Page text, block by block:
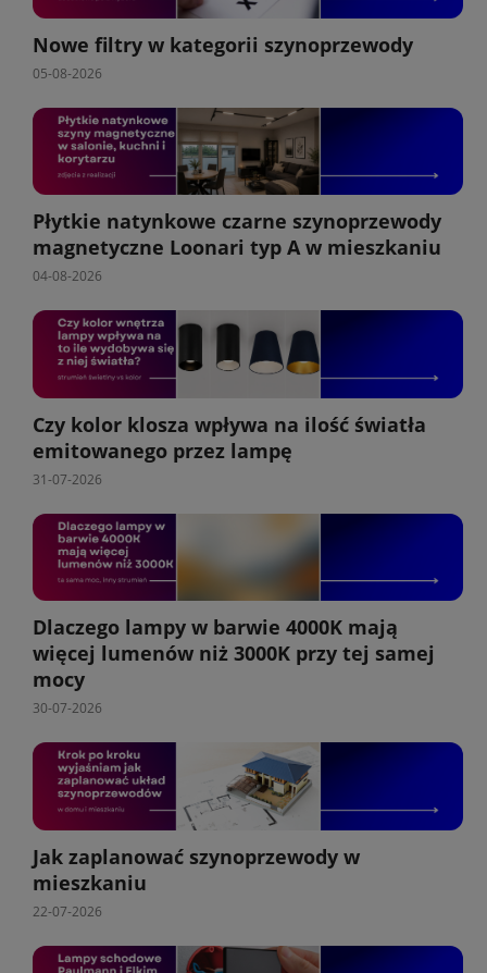
Nowe filtry w kategorii szynoprzewody
05-08-2026
Płytkie natynkowe czarne szynoprzewody
magnetyczne Loonari typ A w mieszkaniu
04-08-2026
Czy kolor klosza wpływa na ilość światła
emitowanego przez lampę
31-07-2026
Dlaczego lampy w barwie 4000K mają
więcej lumenów niż 3000K przy tej samej
mocy
30-07-2026
Jak zaplanować szynoprzewody w
mieszkaniu
22-07-2026